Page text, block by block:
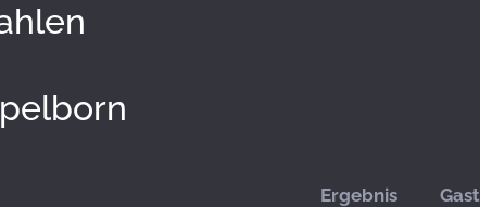
Ergebnis Gast